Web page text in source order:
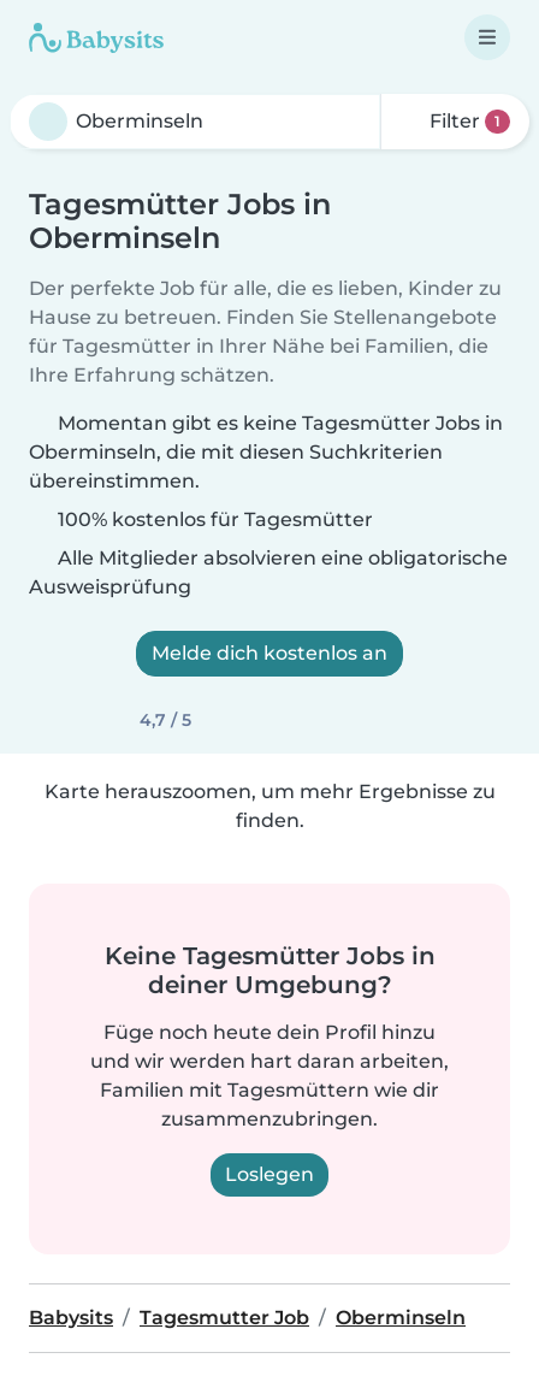
Filter 1
Tagesmütter Jobs in
Oberminseln
Der perfekte Job für alle, die es lieben, Kinder zu
Hause zu betreuen. Finden Sie Stellenangebote
für Tagesmütter in Ihrer Nähe bei Familien, die
Ihre Erfahrung schätzen.
Momentan gibt es keine Tagesmütter Jobs in
Oberminseln, die mit diesen Suchkriterien
übereinstimmen.
100% kostenlos für Tagesmütter
Alle Mitglieder absolvieren eine obligatorische
Ausweisprüfung
Melde dich kostenlos an
4,7 / 5
Karte herauszoomen, um mehr Ergebnisse zu
finden.
Keine Tagesmütter Jobs in
deiner Umgebung?
Füge noch heute dein Profil hinzu
und wir werden hart daran arbeiten,
Familien mit Tagesmüttern wie dir
zusammenzubringen.
Loslegen
Babysits Tagesmutter Job Oberminseln